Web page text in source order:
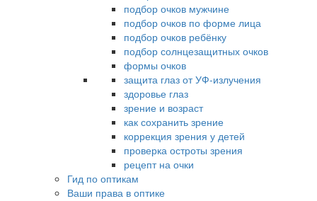
подбор очков мужчине
подбор очков по форме лица
подбор очков ребёнку
подбор солнцезащитных очков
формы очков
защита глаз от УФ-излучения
здоровье глаз
зрение и возраст
как сохранить зрение
коррекция зрения у детей
проверка остроты зрения
рецепт на очки
Гид по оптикам
Ваши права в оптике